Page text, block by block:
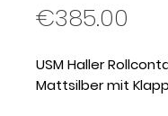
€385.00
USM Haller
Mattsilber mit